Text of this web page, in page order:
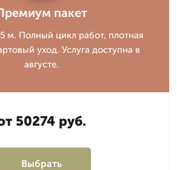
пакет
м. Полный цикл работ, плотная
уход. Услуга доступна в
августе.
50274 руб.
Выбрать